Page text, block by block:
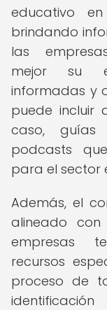
educativo
brindando
las
mejor su
informadas y
puede incluir
caso, guías
podcasts
para el sector
Además, el
alineado
empresas
recursos
proceso de